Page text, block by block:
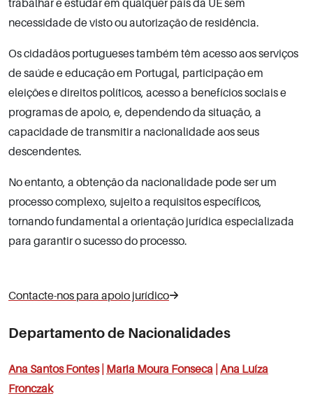
trabalhar e estudar em qualquer país da UE sem
necessidade de visto ou autorização de residência.
Os cidadãos portugueses também têm acesso aos serviços
de saúde e educação em Portugal, participação em
eleições e direitos políticos, acesso a benefícios sociais e
programas de apoio, e, dependendo da situação, a
capacidade de transmitir a nacionalidade aos seus
descendentes.
No entanto, a obtenção da nacionalidade pode ser um
processo complexo, sujeito a requisitos específicos,
tornando fundamental a orientação jurídica especializada
para garantir o sucesso do processo.
Contacte-nos para apoio jurídico
Departamento de Nacionalidades
Ana Santos Fontes| Maria Moura Fonseca Ana Luíza
Fronczak